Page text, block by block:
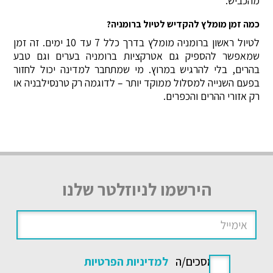
כמה זמן מומלץ להקדיש לטיול ברומניה?
לטיול ראשון ברומניה מומלץ בדרך כלל 7 עד 10 ימים. זה זמן
שמאפשר להספיק גם אטרקציות ברומניה בערים וגם טבע
בהרים, בלי להרגיש במרוץ. מי שמתחבר למדינה יכול לחזור
בפעם השנייה למסלול ממוקד יותר – לדוגמה רק טרנסילבניה או
רק אזורי ההרים והכפרים.
הירשמו לניוזלטר שלנו
אני מסכים/ה למדיניות הפרטיות